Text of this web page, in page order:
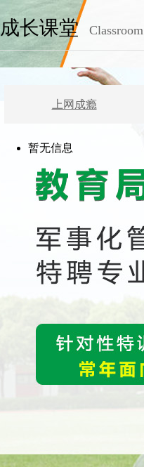
成长课堂 Classroom
上网成瘾
暂无信息